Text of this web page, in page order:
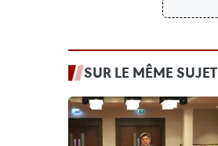
SUR LE MÊME SUJET